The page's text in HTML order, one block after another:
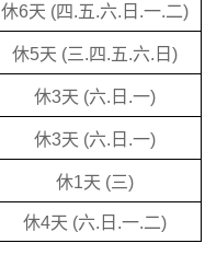
休6天 (四.五.六. 日 .一.二)
休5天 (三.四.五.六. 日 )
休3天 (六. 日 .一)
休3天 (六. 日 .一)
休1天 (三)
休4天 (六. 日 .一.二)